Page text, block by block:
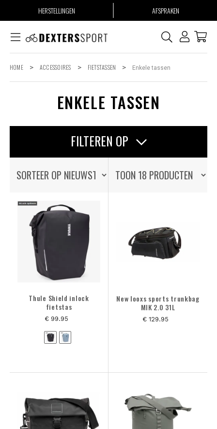
HERSTELLINGEN AFSPRAKEN
HOME > ACCESSOIRES > FIETSTASSEN > Enkele tassen
ENKELE TASSEN
FILTEREN OP
STROMER
OP VOORRAAD
ALLE PRODUCTEN
Thule Shield inlock
fietstas
€ 99.95
New looxs sports trunkbag
MIK 2.0 31L
€ 129.95